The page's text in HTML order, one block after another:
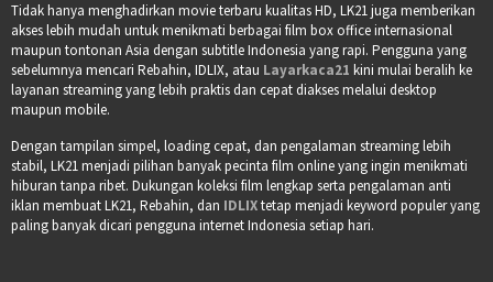
Tidak hanya menghadirkan movie terbaru kualitas HD, LK21 juga memberikan
akses lebih mudah untuk menikmati berbagai film box office internasional
maupun tontonan Asia dengan subtitle Indonesia yang rapi. Pengguna yang
sebelumnya mencari Rebahin, IDLIX, atau Layarkaca21 kini mulai beralih ke
layanan streaming yang lebih praktis dan cepat diakses melalui desktop
maupun mobile.
Dengan tampilan simpel, loading cepat, dan pengalaman streaming lebih
stabil, LK21 menjadi pilihan banyak pecinta film online yang ingin menikmati
hiburan tanpa ribet. Dukungan koleksi film lengkap serta pengalaman anti
iklan membuat LK21, Rebahin, dan IDLIXtetap menjadi keyword populer yang
paling banyak dicari pengguna internet Indonesia setiap hari.